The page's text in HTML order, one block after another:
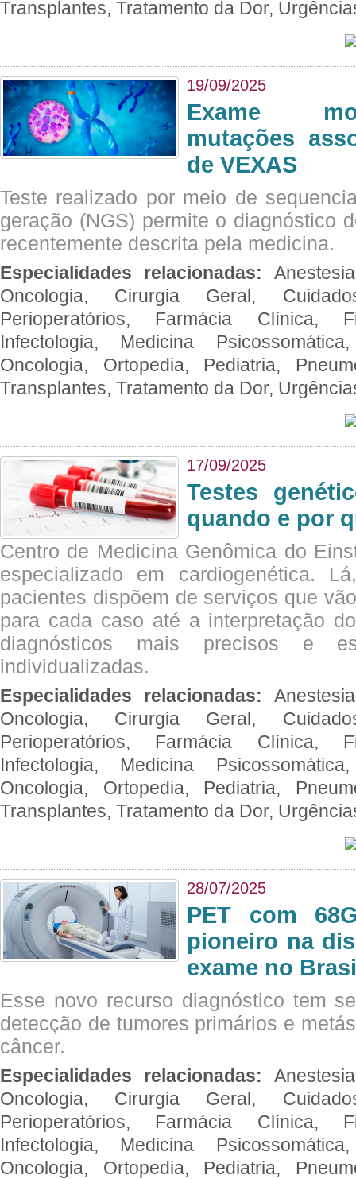
Transplantes, Tratamento da Dor,
19/09/2025
Exame
mutações
de VEXAS
Teste realizado por meio de
geração (NGS) permite o diagnóstico
recentemente descrita pela medicina.
Especialidades relacionadas:
Oncologia, Cirurgia Geral,
Perioperatórios, Farmácia Clínica,
Infectologia, Medicina
Oncologia, Ortopedia, Pediatria,
Transplantes, Tratamento da Dor,
17/09/2025
Testes
quando e por
Centro de Medicina Genômica do
especializado em cardiogenética.
pacientes dispõem de serviços que
para cada caso até a interpretação
diagnósticos mais precisos e
individualizadas.
Especialidades relacionadas:
Oncologia, Cirurgia Geral,
Perioperatórios, Farmácia Clínica,
Infectologia, Medicina
Oncologia, Ortopedia, Pediatria,
Transplantes, Tratamento da Dor,
28/07/2025
PET com
pioneiro na
exame no
Esse novo recurso diagnóstico tem
detecção de tumores primários e
câncer.
Especialidades relacionadas:
Oncologia, Cirurgia Geral,
Perioperatórios, Farmácia Clínica,
Infectologia, Medicina
Oncologia, Ortopedia, Pediatria,